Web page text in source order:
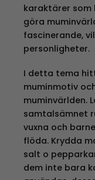
karaktärer
göra
fascinerande,
personligheter.
I detta tema
muminmotiv
muminvärlden.
samtalsämnet
vuxna och
flöda. Krydda
salt o
dem inte bara